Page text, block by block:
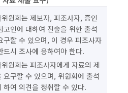
원회는 제보자, 피조사자, 증인
고인에 대하여 진술을 위한 출석
구할 수 있으며, 이 경우 피조사자
드시 조사에 응하여야 한다.
원회는 피조사자에게 자료의 제
요구할 수 있으며, 위원회에 출석
하여 의견을 청취할 수 있다.